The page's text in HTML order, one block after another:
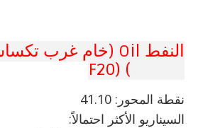
نقطة المحور: 41.10
السيناريو الأكثر احتمالاً: